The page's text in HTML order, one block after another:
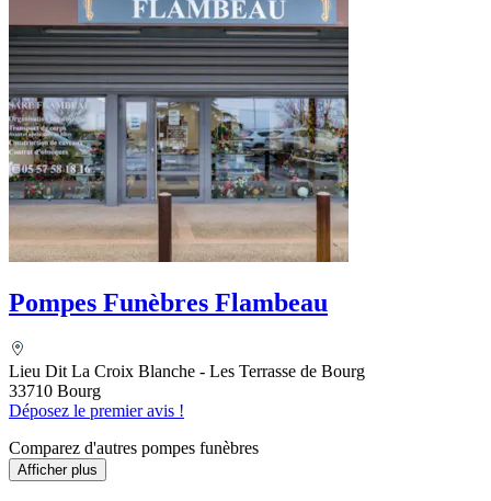
Pompes Funèbres Flambeau
Lieu Dit La Croix Blanche - Les Terrasse de Bourg
33710 Bourg
Déposez le premier avis !
Comparez d'autres pompes funèbres
Afficher plus